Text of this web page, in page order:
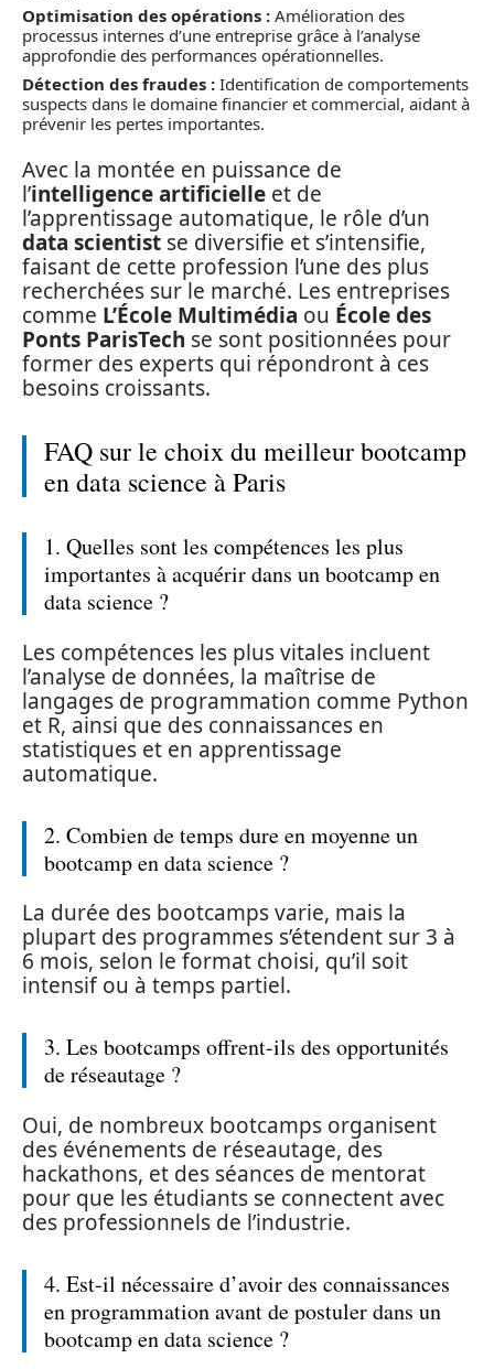
Optimisation des opérations : Amélioration des
processus internes d’une entreprise grâce à l’analyse
approfondie des performances opérationnelles.
Détection des fraudes : Identification de comportements
suspects dans le domaine financier et commercial, aidant à
prévenir les pertes importantes.
Avec la montée en puissance de
l’intelligence artificielle et de
l’apprentissage automatique, le rôle d’un
data scientist se diversifie et s’intensifie,
faisant de cette profession l’une des plus
recherchées sur le marché. Les entreprises
comme L’École Multimédia ou École des
Ponts ParisTech se sont positionnées pour
former des experts qui répondront à ces
besoins croissants.
FAQ sur le choix du meilleur bootcamp
en data science à Paris
1. Quelles sont les compétences les plus
importantes à acquérir dans un bootcamp en
data science ?
Les compétences les plus vitales incluent
l’analyse de données, la maîtrise de
langages de programmation comme Python
et R, ainsi que des connaissances en
statistiques et en apprentissage
automatique.
2. Combien de temps dure en moyenne un
bootcamp en data science ?
La durée des bootcamps varie, mais la
plupart des programmes s’étendent sur 3 à
6 mois, selon le format choisi, qu’il soit
intensif ou à temps partiel.
3. Les bootcamps offrent-ils des opportunités
de réseautage ?
Oui, de nombreux bootcamps organisent
des événements de réseautage, des
hackathons, et des séances de mentorat
pour que les étudiants se connectent avec
des professionnels de l’industrie.
4. Est-il nécessaire d’avoir des connaissances
en programmation avant de postuler dans un
bootcamp en data science ?